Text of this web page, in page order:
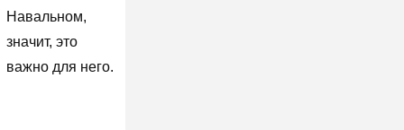
Навальном,
значит, это
важно для него.